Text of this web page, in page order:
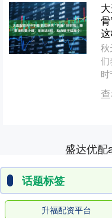
秋
们
查
盛达优配
话题标签
升福配资平台